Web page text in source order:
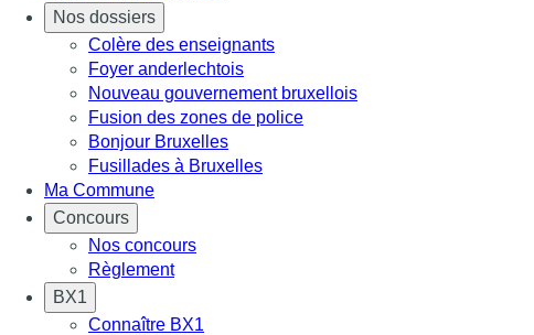
Nos dossiers
Colère des enseignants
Foyer anderlechtois
Nouveau gouvernement bruxellois
Fusion des zones de police
Bonjour Bruxelles
Fusillades à Bruxelles
Ma Commune
Concours
Nos concours
Règlement
BX1
Connaître BX1